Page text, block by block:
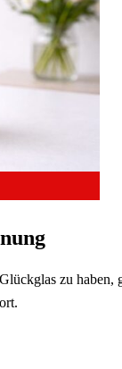
zu haben,